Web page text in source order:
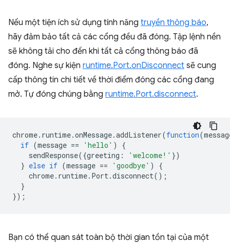
Nếu một tiện ích sử dụng tính năng truyền thông báo,
hãy đảm bảo tất cả các cổng đều đã đóng. Tập lệnh nền
sẽ không tải cho đến khi tất cả cổng thông báo đã
đóng. Nghe sự kiện runtime.Port.onDisconnect sẽ cung
cấp thông tin chi tiết về thời điểm đóng các cổng đang
mở. Tự đóng chúng bằng runtime.Port.disconnect.
chrome. runtime.onMessage.addListener(function(
if (message == 'hello' )
{
sendResponse({greeting : 'welcome!' })
} else if (message == 'goodbye' )
{
chrome. runtime. Port.disconnect();
}
});
Bạn có thể quan sát toàn bộ thời gian tồn tại của một